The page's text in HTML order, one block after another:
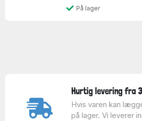
På lager
Hurtig levering fra
Hvis varen kan
på lager. Vi leverer